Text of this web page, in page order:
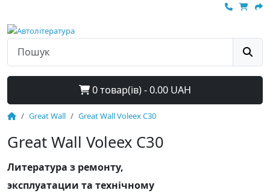
0 товар(ів) - 0.00 UAH
Great Wall Great Wall Voleex C30
Great Wall Voleex C30
Литература з ремонту,
эксплуатации та технічному